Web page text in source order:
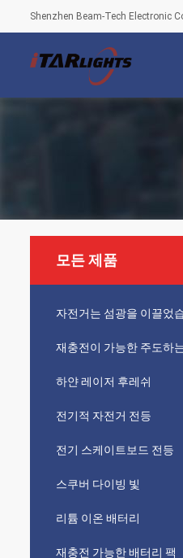
Shenzhen Beam-Tech Electronic
모든 제품
자전거는 섬광을 이끌었
재충전이 가능한 주도하
하얀 레이저 후레쉬
전기적 자전거 전등
전기 스케이트보드 전등
스쿠버 다이빙 빛
리튬 이온 배터리
재충전 가능한 배터리 팩